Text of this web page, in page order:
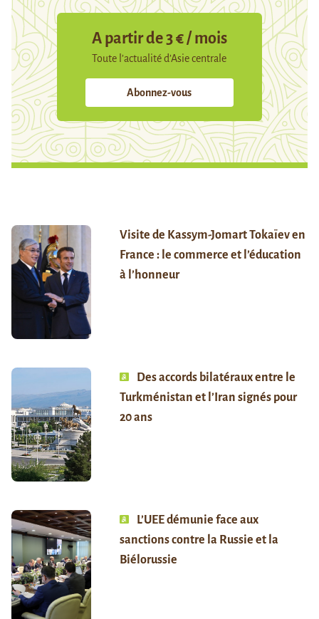
A partir de 3 € / mois
Toute l’actualité d’Asie centrale
Abonnez-vous
Visite de Kassym-Jomart Tokaïev en
France : le commerce et l’éducation
à l’honneur
Des accords bilatéraux entre le
Turkménistan et l’Iran signés pour
20 ans
L’UEE démunie face aux
sanctions contre la Russie et la
Biélorussie